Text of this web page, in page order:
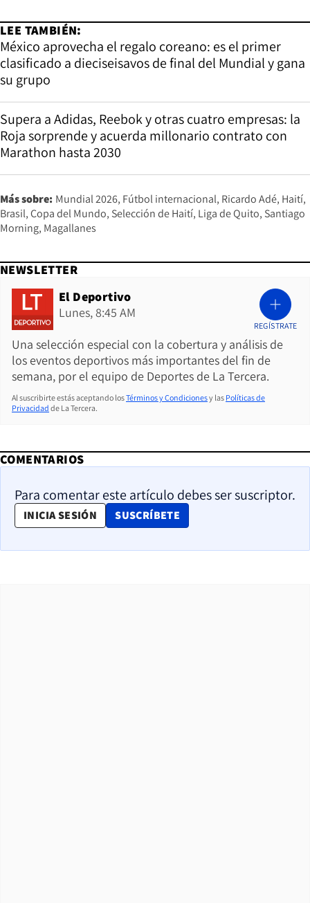
LEE TAMBIÉN:
México aprovecha el regalo coreano: es el primer
clasificado a dieciseisavos de final del Mundial y gana
su grupo
Supera a Adidas, Reebok y otras cuatro empresas: la
Roja sorprende y acuerda millonario contrato con
Marathon hasta 2030
Más sobre: Mundial 2026 Fútbol internacional Ricardo Adé Haití
Brasil Copa del Mundo Selección de Haití Liga de Quito Santiago
Morning Magallanes
NEWSLETTER
El Deportivo
Lunes, 8:45 AM
Una selección especial con la cobertura y análisis de
los eventos deportivos más importantes del fin de
semana, por el equipo de Deportes de La Tercera.
REGÍSTRATE
Al suscribirte estás aceptando losTérminos y Condicionesy las Políticas de
Privacidad de La Tercera.
COMENTARIOS
Para comentar este artículo debes ser suscriptor.
INICIA SESIÓN SUSCRÍBETE
OPENS IN NEW WINDOW